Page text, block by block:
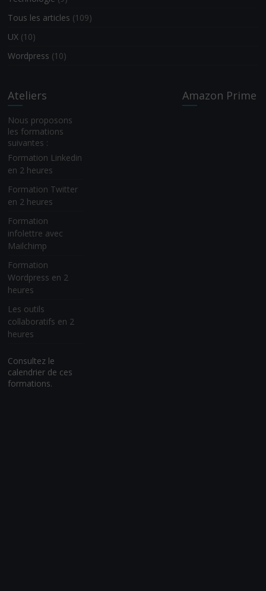
Tous les articles (109)
UX (10)
Wordpress (10)
Ateliers
Nous proposons
les formations
suivantes :
Formation Linkedin
en 2 heures
Formation Twitter
en 2 heures
Formation
infolettre avec
Mailchimp
Formation
Wordpress en 2
heures
Les outils
collaboratifs en 2
heures
Consultez le
calendrier de ces
formations.
Amazon Prime